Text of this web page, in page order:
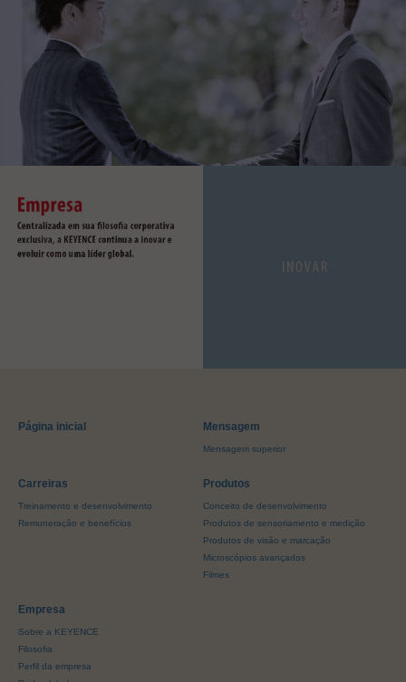
Página inicial Mensagem
Mensagem superior
Carreiras
Treinamento e desenvolvimento
Remuneração e benefícios
Produtos
Conceito de desenvolvimento
Produtos de sensoriamento e medição
Produtos de visão e marcação
Microscópios avançados
Filmes
Empresa
Sobre a KEYENCE
Filosofia
Perfil da empresa